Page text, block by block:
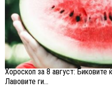
Хороскоп за 8 август: Биковите
Лавовите ги...